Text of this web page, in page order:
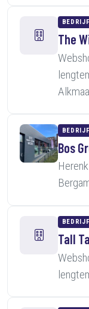
BEDRIJF
The
BEDRIJF
Bos
BEDRIJF
Tall